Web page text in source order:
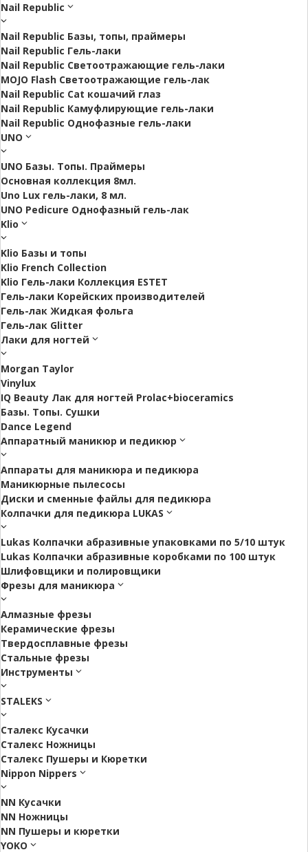
Nail Republic
Nail Republic Базы, топы, праймеры
Nail Republic Гель-лаки
Nail Republic Светоотражающие гель-лаки
MOJO Flash Светоотражающие гель-лак
Nail Republic Cat кошачий глаз
Nail Republic Камуфлирующие гель-лаки
Nail Republic Однофазные гель-лаки
UNO
UNO Базы. Топы. Праймеры
Основная коллекция 8мл.
Uno Lux гель-лаки, 8 мл.
UNO Pedicure Однофазный гель-лак
Klio
Klio Базы и топы
Klio French Collection
Klio Гель-лаки Коллекция ESTET
Гель-лаки Корейских производителей
Гель-лак Жидкая фольга
Гель-лак Glitter
Лаки для ногтей
Morgan Taylor
Vinylux
IQ Beauty Лак для ногтей Prolac+bioceramics
Базы. Топы. Сушки
Dance Legend
Аппаратный маникюр и педикюр
Аппараты для маникюра и педикюра
Маникюрные пылесосы
Диски и сменные файлы для педикюра
Колпачки для педикюра LUKAS
Lukas Колпачки абразивные упаковками по 5/10 штук
Lukas Колпачки абразивные коробками по 100 штук
Шлифовщики и полировщики
Фрезы для маникюра
Алмазные фрезы
Керамические фрезы
Твердосплавные фрезы
Стальные фрезы
Инструменты
STALEKS
Сталекс Кусачки
Сталекс Ножницы
Сталекс Пушеры и Кюретки
Nippon Nippers
NN Кусачки
NN Ножницы
NN Пушеры и кюретки
YOKO